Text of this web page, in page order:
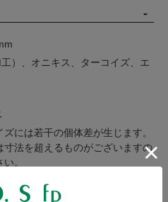
）、オニキス、ターコイズ、エ
には若干の個体差が生じます。
法を超えるものがございますの
。